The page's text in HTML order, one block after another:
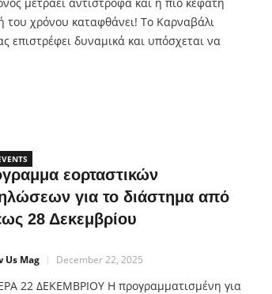
του χρόνου καταφθάνει! Το Καρναβάλι
επιστρέφει δυναμικά και υπόσχεται να
εορταστικών
για το διάστημα από
28 Δεκεμβρίου
Us Mag December 22, 2025
22 ΔΕΚΕΜΒΡΙΟΥ Η προγραμματισμένη για